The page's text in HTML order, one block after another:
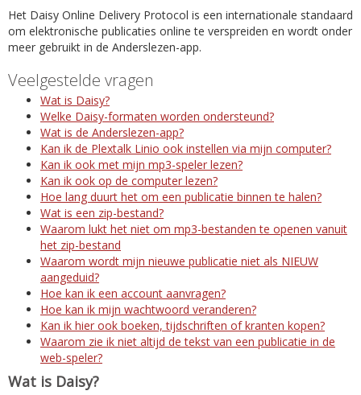
Het Daisy Online Delivery Protocol is een internationale standaard
om elektronische publicaties online te verspreiden en wordt onder
meer gebruikt in de Anderslezen-app.
Veelgestelde vragen
Wat is Daisy?
Welke Daisy-formaten worden ondersteund?
Wat is de Anderslezen-app?
Kan ik de Plextalk Linio ook instellen via mijn computer?
Kan ik ook met mijn mp3-speler lezen?
Kan ik ook op de computer lezen?
Hoe lang duurt het om een publicatie binnen te halen?
Wat is een zip-bestand?
Waarom lukt het niet om mp3-bestanden te openen vanuit
het zip-bestand
Waarom wordt mijn nieuwe publicatie niet als NIEUW
aangeduid?
Hoe kan ik een account aanvragen?
Hoe kan ik mijn wachtwoord veranderen?
Kan ik hier ook boeken, tijdschriften of kranten kopen?
Waarom zie ik niet altijd de tekst van een publicatie in de
web-speler?
Wat is Daisy?